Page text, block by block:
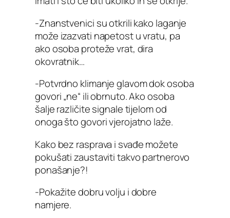
-Znanstvenici su otkrili kako laganje
može izazvati napetost u vratu, pa
ako osoba proteže vrat, dira
okovratnik…
-Potvrdno klimanje glavom dok osoba
govori „ne“ ili obrnuto. Ako osoba
šalje različite signale tijelom od
onoga što govori vjerojatno laže.
Kako bez rasprava i svađe možete
pokušati zaustaviti takvo partnerovo
ponašanje?!
-Pokažite dobru volju i dobre
namjere.